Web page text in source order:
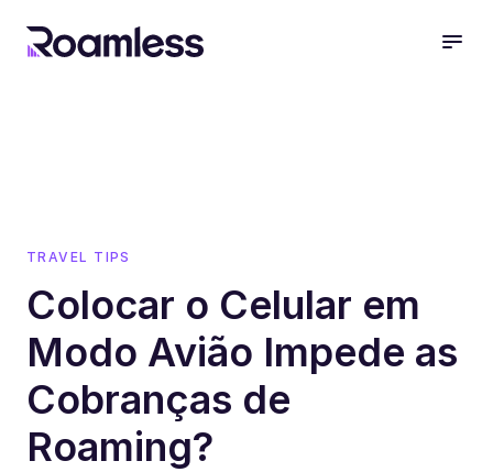
TRAVEL TIPS
Colocar o Celular em
Modo Avião Impede as
Cobranças de
Roaming?